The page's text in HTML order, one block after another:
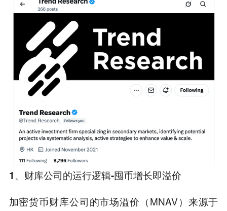
1、财库公司的运行逻辑-囤币增长即溢价
加密货币财库公司的市场溢价（MNAV）来源于